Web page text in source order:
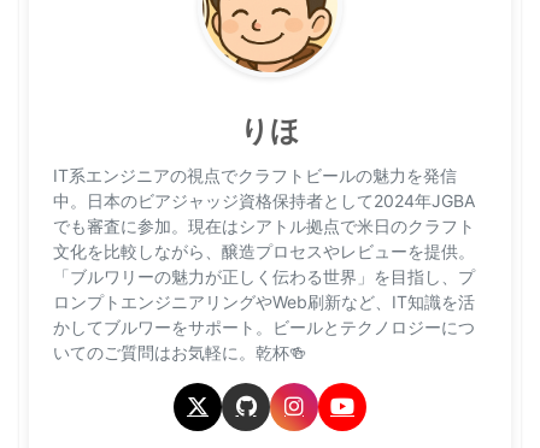
りほ
IT系エンジニアの視点でクラフトビールの魅力を発信
中。日本のビアジャッジ資格保持者として2024年JGBA
でも審査に参加。現在はシアトル拠点で米日のクラフト
文化を比較しながら、醸造プロセスやレビューを提供。
「ブルワリーの魅力が正しく伝わる世界」を目指し、プ
ロンプトエンジニアリングやWeb刷新など、IT知識を活
かしてブルワーをサポート。ビールとテクノロジーにつ
いてのご質問はお気軽に。乾杯🍻